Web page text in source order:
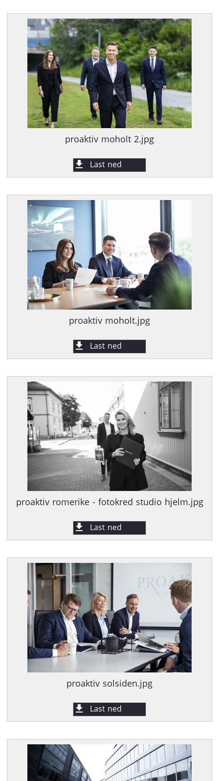
proaktiv moholt 2.jpg
Last ned
proaktiv moholt.jpg
Last ned
proaktiv romerike - fotokred studio hjelm.jpg
Last ned
proaktiv solsiden.jpg
Last ned